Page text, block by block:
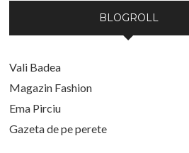
BLOGROLL
Vali Badea
Magazin Fashion
Ema Pirciu
Gazeta de pe perete